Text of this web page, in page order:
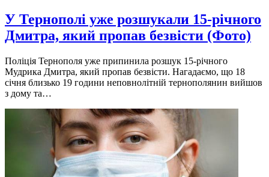
У Тернополі уже розшукали 15-річного
Дмитра, який пропав безвісти (Фото)
Поліція Тернополя уже припинила розшук 15-річного
Мудрика Дмитра, який пропав безвісти. Нагадаємо, що 18
січня близько 19 години неповнолітній тернополянин вийшов
з дому та…